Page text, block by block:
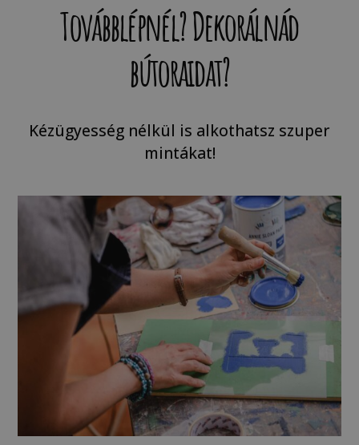
Továbblépnél? Dekorálnád
bútoraidat?
Kézügyesség nélkül is alkothatsz szuper
mintákat!